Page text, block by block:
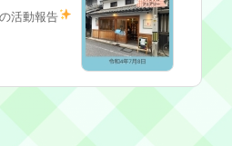
活動報告